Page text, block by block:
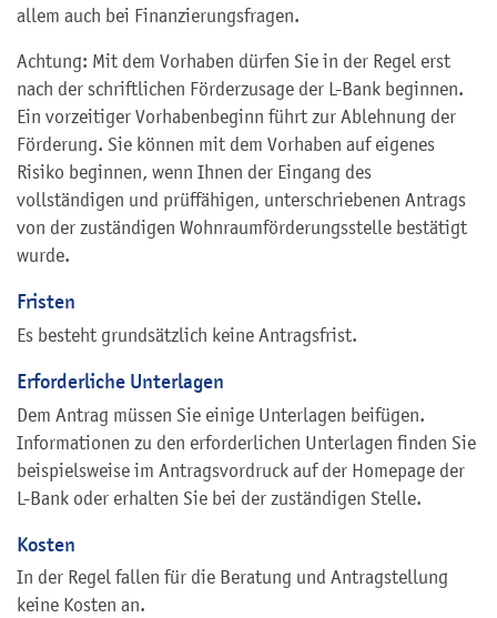
allem auch bei Finanzierungsfragen.
Achtung: Mit dem Vorhaben dürfen Sie in der Regel erst
nach der schriftlichen Förderzusage der L-Bank beginnen.
Ein vorzeitiger Vorhabenbeginn führt zur Ablehnung der
Förderung. Sie können mit dem Vorhaben auf eigenes
Risiko beginnen, wenn Ihnen der Eingang des
vollständigen und prüffähigen, unterschriebenen Antrags
von der zuständigen Wohnraumförderungsstelle bestätigt
wurde.
Fristen
Es besteht grundsätzlich keine Antragsfrist.
Erforderliche Unterlagen
Dem Antrag müssen Sie einige Unterlagen beifügen.
Informationen zu den erforderlichen Unterlagen finden Sie
beispielsweise im Antragsvordruck auf der Homepage der
L-Bank oder erhalten Sie bei der zuständigen Stelle.
Kosten
In der Regel fallen für die Beratung und Antragstellung
keine Kosten an.